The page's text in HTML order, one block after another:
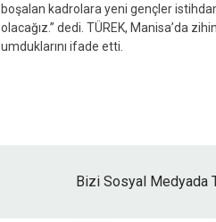
boşalan kadrolara yeni gençler
olacağız.” dedi. TÜREK, Manisa’da
umduklarını ifade etti.
Bizi Sosyal Medyada